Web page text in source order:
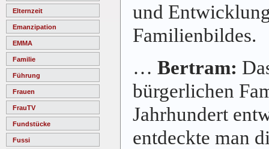
Elternzeit
Emanzipation
EMMA
Familie
Führung
Frauen
FrauTV
Fundstücke
Fussi
und
Familienbildes.
… Bertram:
bürgerlichen
Jahrhundert
entdeckte man